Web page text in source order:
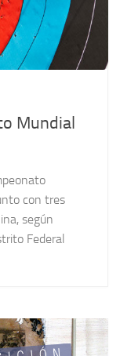
Mundial
con tres
según
Federal